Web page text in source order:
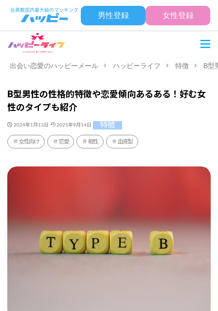
男性登録 女性登録
出会い恋愛のハッピーメール ハッピーライフ 特徴 B型
B型男性の性格的特徴や恋愛傾向あるある！好む女
性のタイプも紹介
2024年1月13日 2025年9月14日 特徴
女性向け 恋愛 相性 血液型